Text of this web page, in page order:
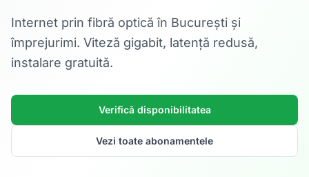
Internet prin fibră optică în București și
împrejurimi. Viteză gigabit, latență redusă,
instalare gratuită.
Verifică disponibilitatea
Vezi toate abonamentele